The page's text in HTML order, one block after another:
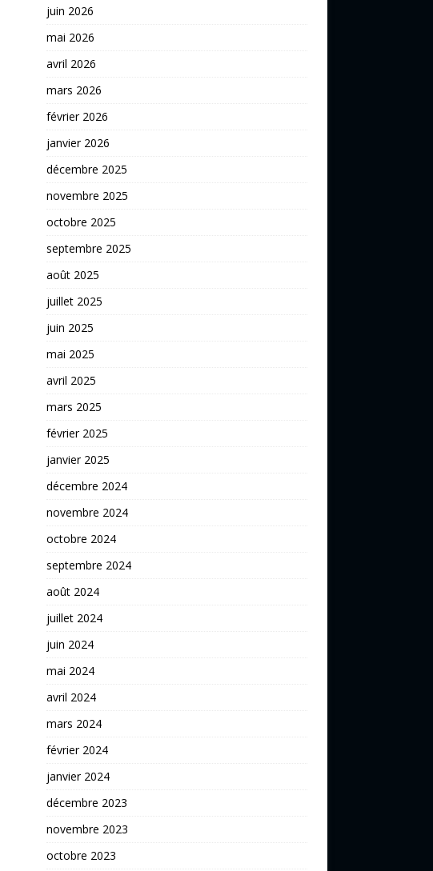
juin 2026
mai 2026
avril 2026
mars 2026
février 2026
janvier 2026
décembre 2025
novembre 2025
octobre 2025
septembre 2025
août 2025
juillet 2025
juin 2025
mai 2025
avril 2025
mars 2025
février 2025
janvier 2025
décembre 2024
novembre 2024
octobre 2024
septembre 2024
août 2024
juillet 2024
juin 2024
mai 2024
avril 2024
mars 2024
février 2024
janvier 2024
décembre 2023
novembre 2023
octobre 2023